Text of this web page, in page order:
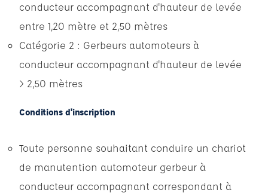
conducteur accompagnant d'hauteur de levée
entre 1,20 mètre et 2,50 mètres
Catégorie 2 : Gerbeurs automoteurs à
conducteur accompagnant d'hauteur de levée
> 2,50 mètres
Conditions d'inscription
Toute personne souhaitant conduire un chariot
de manutention automoteur gerbeur à
conducteur accompagnant correspondant à